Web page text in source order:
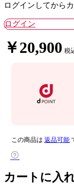
ログインしてから
ログイン
￥20,900 税
この商品は 返品可能
カートに入